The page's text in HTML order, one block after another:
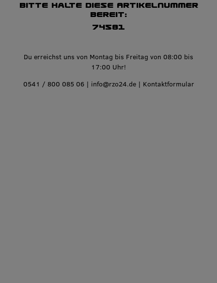
Bitte halte diese Artikelnummer
bereit:
74581
Du erreichst uns von Montag bis Freitag von 08:00 bis
17:00 Uhr!
0541 / 800 085 06| info@rzo24.de| Kontaktformular